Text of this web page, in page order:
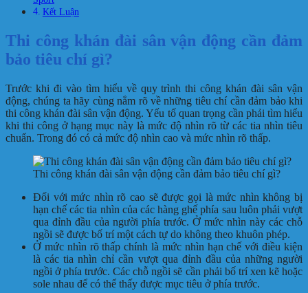
Kết Luận
Thi công khán đài sân vận động cần đảm
bảo tiêu chí gì?
Trước khi đi vào tìm hiểu về quy trình thi công khán đàisân vận
động, chúng ta hãy cùng nắm rõ về những tiêu chí cần đảm bảo khi
thi công khán đài sân vận động. Yếu tố quan trọng cần phải tìm hiểu
khi thi công ở hạng mục này là mức độ nhìn rõ từ các tia nhìn tiêu
chuẩn. Trong đó có cả mức độ nhìn cao và mức nhìn rõ thấp.
Thi công khán đài sân vận động cần đảm bảo tiêu chí gì?
Đối với mức nhìn rõ cao sẽ được gọi là mức nhìn không bị
hạn chế các tia nhìn của các hàng ghế phía sau luôn phải vượt
qua đỉnh đầu của người phía trước. Ở mức nhìn này các chỗ
ngồi sẽ được bố trí một cách tự do không theo khuôn phép.
Ở mức nhìn rõ thấp chính là mức nhìn hạn chế với điều kiện
là các tia nhìn chỉ cần vượt qua đỉnh đầu của những người
ngồi ở phía trước. Các chỗ ngồi sẽ cần phải bố trí xen kẽ hoặc
sole nhau để có thể thấy được mục tiêu ở phía trước.